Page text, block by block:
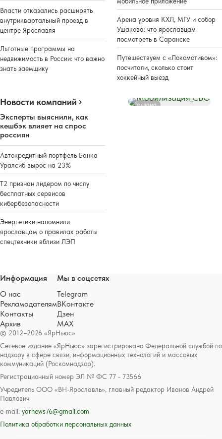
Власти отказались расширять
внутриквартальный проезд в
центре Ярославля
Льготные программы на
недвижимость в России: что важно
знать заемщику
Арена уровня КХЛ, МГУ и собор
Ушакова: что ярославцам
посмотреть в Саранске
Путешествуем с «Локомотивом»:
посчитали, сколько стоит
хоккейный выезд
Новости компаний
Эксперты выяснили, как
кешбэк влияет на спрос
россиян
Автокредитный портфель Банка
Уралсиб вырос на 23%
Т2 признан лидером по числу
бесплатных сервисов
кибербезопасности
Энергетики напомнили
ярославцам о правилах работы
спецтехники вблизи ЛЭП
Реклама
© 2012–2026 «ЯрНьюс»
Сетевое издание «ЯрНьюс» зарегистрировано Федеральной службой по
надзору в сфере связи, информационных технологий и массовых
коммуникаций (Роскомнадзор).
Регистрационный номер ЭЛ № ФС 77 - 73566
Учредитель ООО «ВН-Ярославль», главный редактор Иванов Андрей
Павлович
e-mail: yarnews76@gmail.com
Политика обработки персональных данных
Информация
О нас
Рекламодателям
Контакты
Архив
Мы в соцсетях
Telegram
ВКонтакте
Дзен
MAX